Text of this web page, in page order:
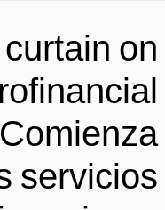
curtain